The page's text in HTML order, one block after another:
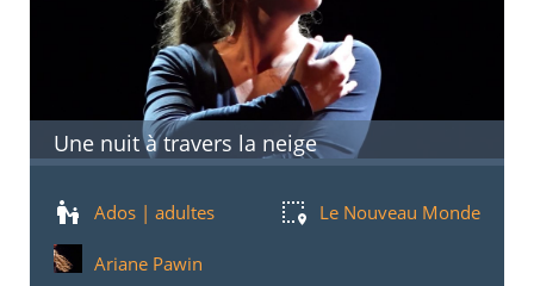
Une nuit à travers la neige
Ados | adultes Le Nouveau Monde
Ariane Pawin